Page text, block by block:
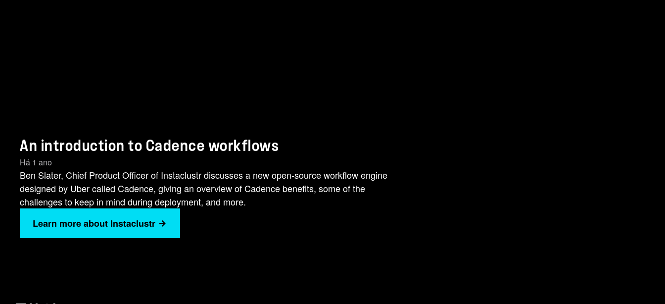
An introduction to Cadence workflows
Há 1 ano
Ben Slater, Chief Product Officer of Instaclustr discusses a new open-source workflow engine
designed by Uber called Cadence, giving an overview of Cadence benefits, some of the
challenges to keep in mind during deployment, and more.
Learn more about Instaclustr